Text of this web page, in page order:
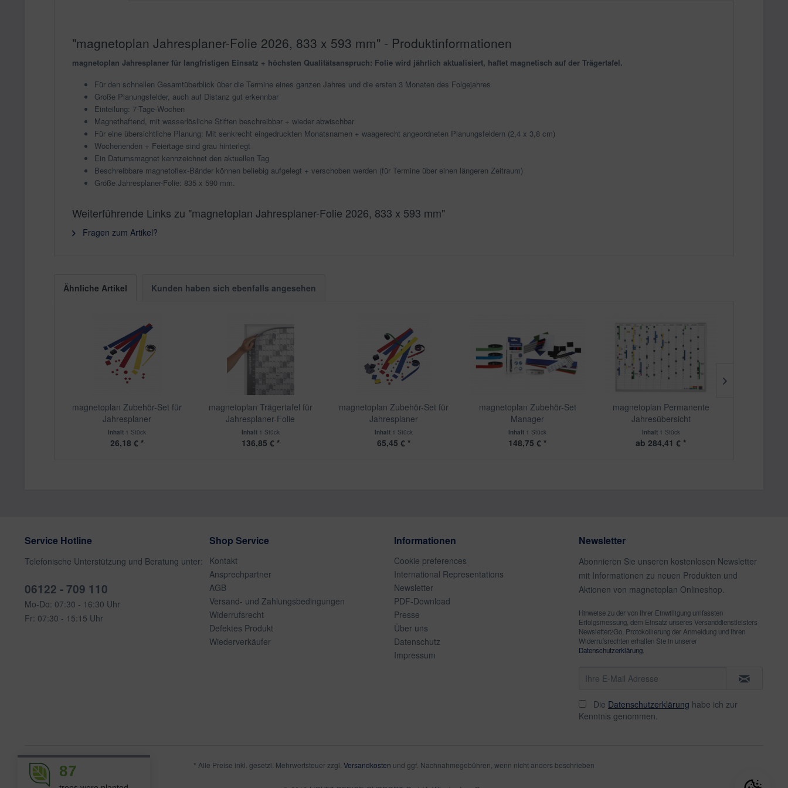
"magnetoplan Jahresplaner-Folie 2026, 833 x 593 mm" - Produktinformationen
magnetoplan Jahresplaner für langfristigen Einsatz + höchsten Qualitätsanspruch: Folie wird jährlich aktualisiert, haftet magnetisch auf der Trägertafel.
Für den schnellen Gesamtüberblick über die Termine eines ganzen Jahres und die ersten 3 Monaten des Folgejahres
Große Planungsfelder, auch auf Distanz gut erkennbar
Einteilung: 7-Tage-Wochen
Magnethaftend, mit wasserlösliche Stiften beschreibbar + wieder abwischbar
Für eine übersichtliche Planung: Mit senkrecht eingedruckten Monatsnamen + waagerecht angeordneten Planungsfeldern (2,4 x 3,8 cm)
Wochenenden + Feiertage sind grau hinterlegt
Ein Datumsmagnet kennzeichnet den aktuellen Tag
Beschreibbare magnetoflex-Bänder können beliebig aufgelegt + verschoben werden (für Termine über einen längeren Zeitraum)
Größe Jahresplaner-Folie: 835 x 590 mm.
Weiterführende Links zu "magnetoplan Jahresplaner-Folie 2026, 833 x 593 mm"
Fragen zum Artikel?
Ähnliche Artikel Kunden haben sich ebenfalls angesehen
magnetoplan Zubehör-Set für
Jahresplaner
Inhalt 1 Stück
26,18 € *
magnetoplan Trägertafel für
Jahresplaner-Folie
Inhalt 1 Stück
136,85 € *
magnetoplan Zubehör-Set für
Jahresplaner
Inhalt 1 Stück
65,45 € *
magnetoplan Zubehör-Set
Manager
Inhalt 1 Stück
148,75 € *
magnetoplan Permanente
Jahresübersicht
Inhalt 1 Stück
ab 284,41 € *
Service Hotline
Telefonische Unterstützung und Beratung unter:
06122 - 709 110
Mo-Do: 07:30 - 16:30 Uhr
Fr: 07:30 - 15:15 Uhr
Shop Service
Kontakt
Ansprechpartner
AGB
Versand- und Zahlungsbedingungen
Widerrufsrecht
Defektes Produkt
Wiederverkäufer
Informationen
Cookie preferences
International Representations
Newsletter
PDF-Download
Presse
Über uns
Datenschutz
Impressum
Newsletter
Abonnieren Sie unseren kostenlosen Newsletter
mit Informationen zu neuen Produkten und
Aktionen von magnetoplan Onlineshop.
Hinweise zu der von Ihrer Einwilligung umfassten
Erfolgsmessung, dem Einsatz unseres Versanddienstleisters
Newsletter2Go, Protokollierung der Anmeldung und Ihren
Widerrufsrechten erhalten Sie in unserer
Datenschutzerklärung
Die Datenschutzerklärung habe ich zur
Kenntnis genommen.
* Alle Preise inkl. gesetzl. Mehrwertsteuer zzgl. Versandkosten und ggf. Nachnahmegebühren, wenn nicht anders beschrieben
87